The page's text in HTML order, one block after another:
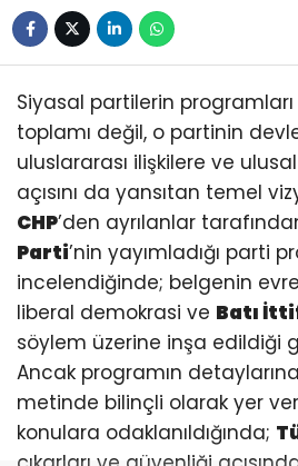
Siyasal partilerin
toplamı değil, o partinin
uluslararası ilişkilere ve
açısını da yansıtan temel
CHP’den ayrılanlar
Parti’nin yayımladığı parti
incelendiğinde; belgenin
liberal demokrasi ve Batı
söylem üzerine inşa edildiği
Ancak programın
metinde bilinçli olarak yer
konulara odaklanıldığında;